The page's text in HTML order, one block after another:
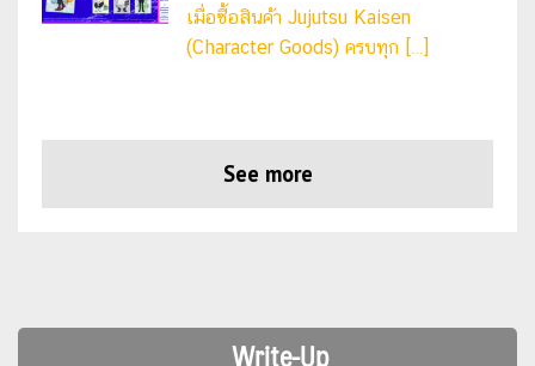
เมื่อซื้อสินค้า Jujutsu Kaisen
(Character Goods) ครบทุก […]
See more
Write-Up